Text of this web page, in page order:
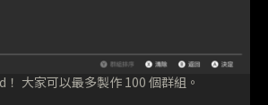
大家可以最多製作 100 個群組。